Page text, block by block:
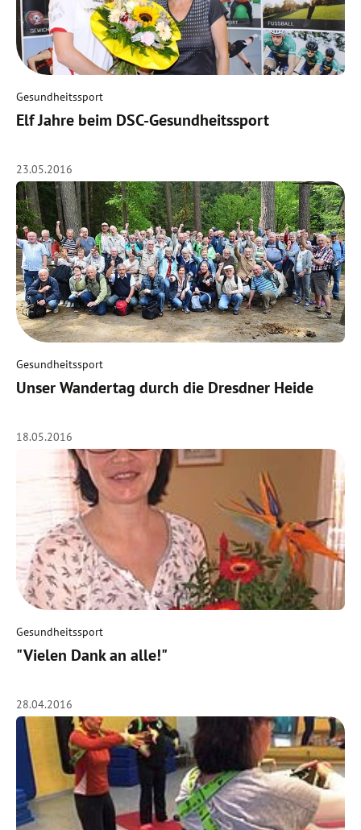
Gesundheitssport
Elf Jahre beim DSC-Gesundheitssport
23.05.2016
Gesundheitssport
Unser Wandertag durch die Dresdner Heide
18.05.2016
Gesundheitssport
"Vielen Dank an alle!"
28.04.2016